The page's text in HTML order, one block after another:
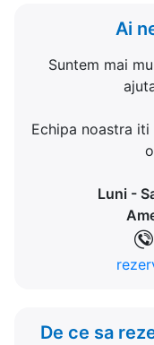
Ai
Suntem mai
Echipa noastra
Luni -
De ce sa